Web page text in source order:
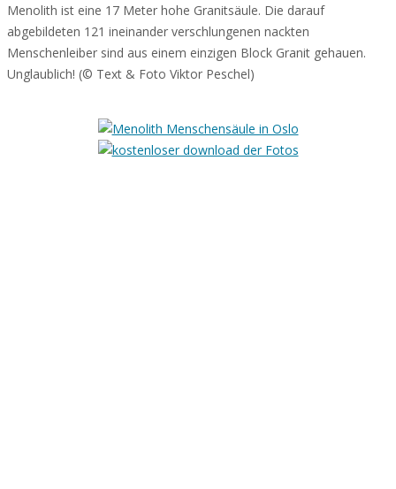
Menolith ist eine 17 Meter hohe Granitsäule. Die darauf
abgebildeten 121 ineinander verschlungenen nackten
Menschenleiber sind aus einem einzigen Block Granit gehauen.
Unglaublich! (© Text & Foto Viktor Peschel)